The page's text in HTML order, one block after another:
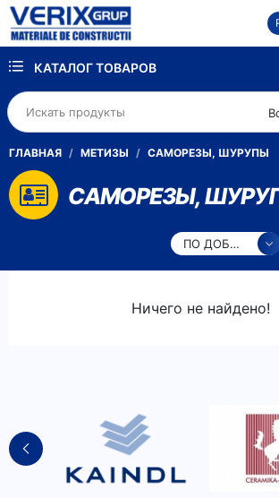
КАТАЛОГ ТОВАРОВ
ГЛАВНАЯ МЕТИЗЫ САМОРЕЗЫ, ШУРУПЫ
САМОРЕЗЫ,
ПО ДОБАВЛЕНИЮ
Ничего не найдено!